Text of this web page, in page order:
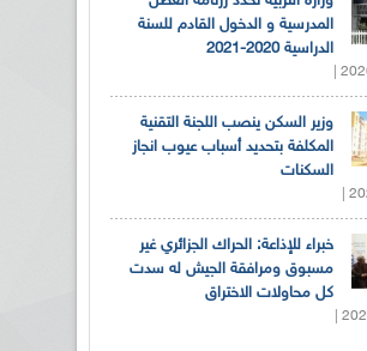
المدرسية و الدخول القادم للسنة
الدراسية 2020-2021
وزير السكن ينصب اللجنة التقنية
المكلفة بتحديد أسباب عيوب انجاز
السكنات
خبراء للإذاعة: الحراك الجزائري غير
مسبوق ومرافقة الجيش له سدت
كل محاولات الاختراق